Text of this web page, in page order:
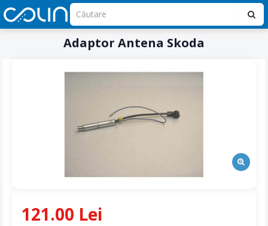
Adaptor Antena Skoda
121.00 Lei